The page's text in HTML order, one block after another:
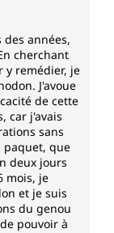
années,
cherchant
y remédier, je
J'avoue
de cette
car j'avais
sans
paquet, que
deux jours
mois, je
et je suis
du genou
pouvoir à